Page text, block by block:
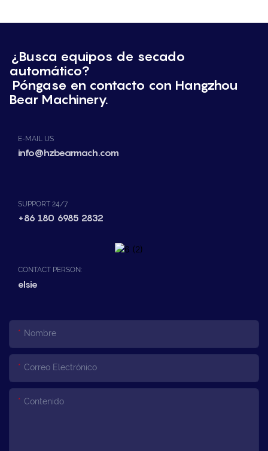
¿Busca equipos de secado
automático?
Póngase en contacto con Hangzhou
Bear Machinery.
E-MAIL US
info@hzbearmach.com
SUPPORT 24/7
+86 180 6985 2832
CONTACT PERSON:
elsie
Nombre
Correo Electrónico
Contenido